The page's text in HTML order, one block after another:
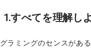
1.すべてを理解し
ラミングのセンスがある